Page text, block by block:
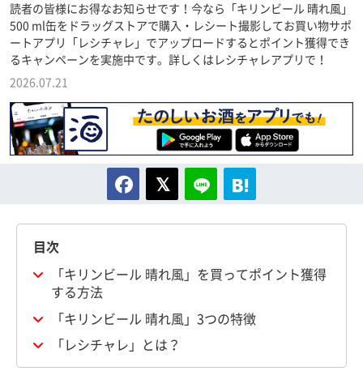
読者の皆様にお得なお知らせです！今なら「キリンビール 晴れ風」
500 ml缶をドラッグストアで購入・レシート撮影してお買い物サポ
ートアプリ「レシチャレ」でアップロードするとポイント獲得でき
るキャンペーンを実施中です。詳しくはレシチャレアプリで！
2026.07.21
目次
「キリンビール 晴れ風」を買ってポイント獲得
する方法
「キリンビール 晴れ風」3つの特徴
「レシチャレ」とは？